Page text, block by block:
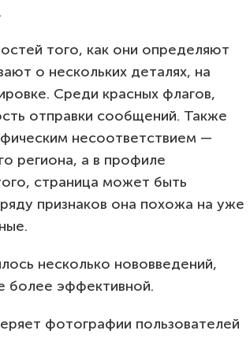
того, как они определяют
о нескольких деталях, на
Среди красных флагов,
отправки сообщений. Также
несоответствием —
региона, а в профиле
страница может быть
признаков она похожа на уже
несколько нововведений,
более эффективной.
фотографии пользователей